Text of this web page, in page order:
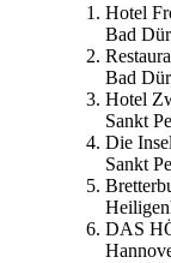
Hotel
Bad
Bad
Hotel
Sankt
Die Insel
Sankt
DAS